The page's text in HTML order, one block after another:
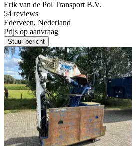
Erik van de Pol Transport B.V.
54 reviews
Ederveen, Nederland
Prijs op aanvraag
Stuur bericht